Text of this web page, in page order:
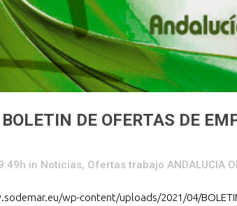
BOLETIN DE OFERTAS DE
in Noticias, Ofertas trabajo ANDALUCIA
wp-content/uploads/2021/04/BOLETIN-